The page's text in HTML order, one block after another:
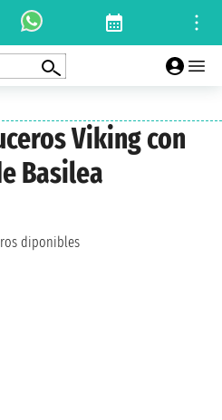
Viking con
Basilea
diponibles